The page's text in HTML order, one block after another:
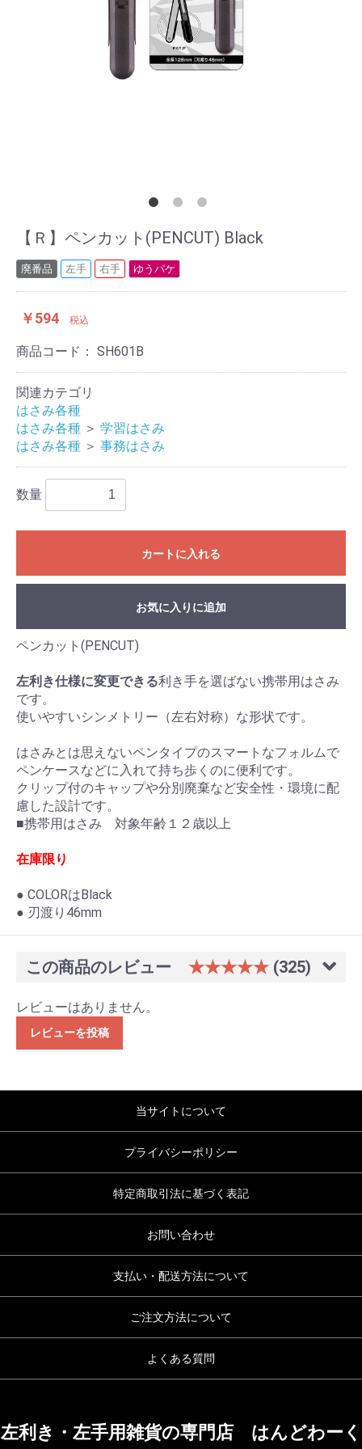
【Ｒ】ペンカット(PENCUT) Black
廃番品 左手 右手 ゆうパケ
￥594 税込
商品コード： SH601B
関連カテゴリ
はさみ各種
はさみ各種 ＞ 学習はさみ
はさみ各種 ＞ 事務はさみ
数量
カートに入れる
お気に入りに追加
ペンカット(PENCUT)
左利き仕様に変更できる利き手を選ばない携帯用はさみ
です。
使いやすいシンメトリー（左右対称）な形状です。
はさみとは思えないペンタイプのスマートなフォルムで
ペンケースなどに入れて持ち歩くのに便利です。
クリップ付のキャップや分別廃棄など安全性・環境に配
慮した設計です。
■携帯用はさみ 対象年齢１２歳以上
在庫限り
● COLORはBlack
● 刃渡り46mm
この商品のレビュー ★★★★★ (325)
レビューはありません。
レビューを投稿
当サイトについて
プライバシーポリシー
特定商取引法に基づく表記
お問い合わせ
支払い・配送方法について
ご注文方法について
よくある質問
左利き・左手用雑貨の専門店 はんどわーく